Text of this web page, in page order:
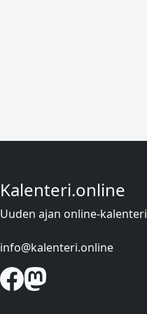
Kalenteri.online
Uuden ajan online-kalenteri
info@kalenteri.online